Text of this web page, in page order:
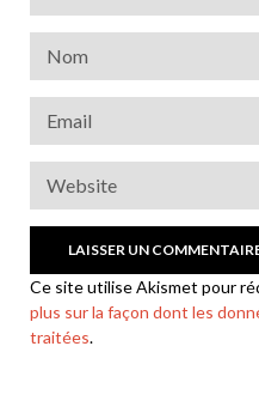
Ce site utilise Akismet pour
plus sur la façon dont les
traitées.